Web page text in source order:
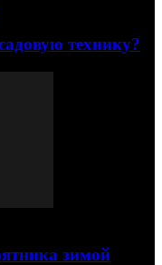
технику?
зимой